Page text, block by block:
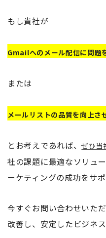
もし貴社が
Gmailへのメール配信に問題
または
メールリストの品質を向上さ
とお考えであれば、ぜひ当
社の課題に最適なソリュ
ーケティングの成功をサポ
今すぐお問い合わせいた
改善し、安定したビジネ